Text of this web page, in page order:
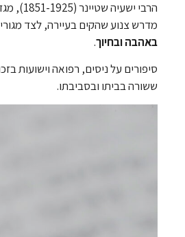
מדרש צנוע שהקים בעיירה, לצד
באהבה ובחיוך.
סיפורים על ניסים, רפואה
ששורה בביתו ובסביבתו.